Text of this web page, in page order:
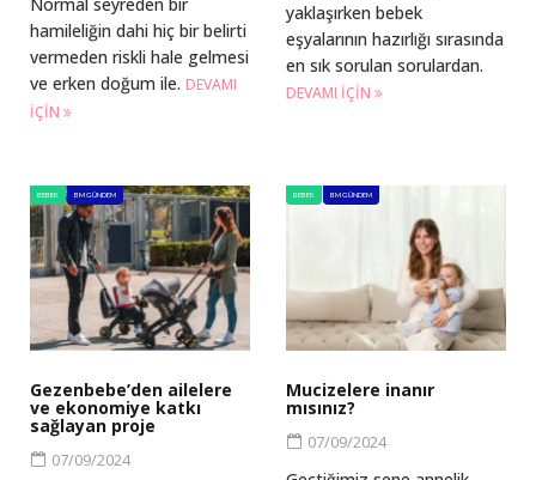
hamileliğin dahi hiç bir belirti
vermeden riskli hale gelmesi
ve erken doğum ile. DEVAMI
IÇIN
yaklaşırken bebek
eşyalarının hazırlığı sırasında
en sık sorulan sorulardan.
DEVAMI IÇIN
BEBEK BM GÜNDEM
Gezenbebe’den ailelere
ve ekonomiye katkı
sağlayan proje
07/09/2024
BEBEK BM GÜNDEM
Mucizelere inanır
mısınız?
07/09/2024